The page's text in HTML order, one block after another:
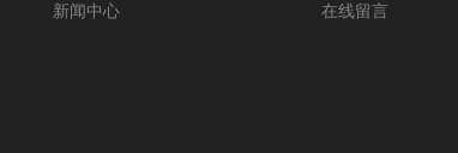
新闻中心 在线留言